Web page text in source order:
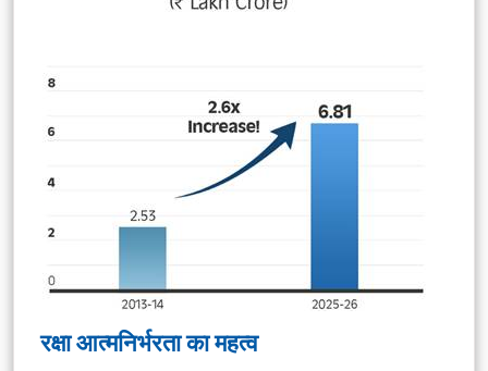
रक्षा आत्मनिर्भरता का महत्व